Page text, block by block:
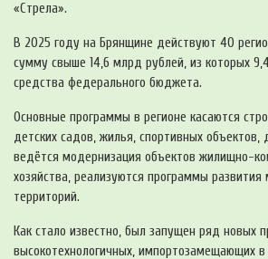
«Стрела».
В 2025 году на Брянщине действуют 40
сумму свыше 14,6 млрд рублей, из которых
средства федерального бюджета.
Основные программы в регионе касаются
детских садов, жилья, спортивных объектов,
ведётся модернизация объектов жилищно-
хозяйства, реализуются программы
территорий.
Как стало известно, был запущен ряд новых
высокотехнологичных, импортозамещающих в